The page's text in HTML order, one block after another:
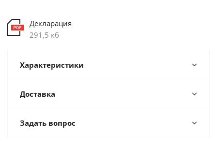
Декларация
291,5 кб
Характеристики
Доставка
Задать вопрос